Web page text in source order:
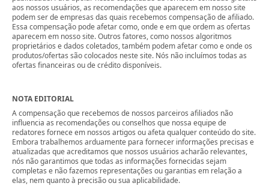
aos nossos usuários, as recomendações que aparecem em nosso site
podem ser de empresas das quais recebemos compensação de afiliado.
Essa compensação pode afetar como, onde e em que ordem as ofertas
aparecem em nosso site. Outros fatores, como nossos algoritmos
proprietários e dados coletados, também podem afetar como e onde os
produtos/ofertas são colocados neste site. Nós não incluímos todas as
ofertas financeiras ou de crédito disponíveis.
NOTA EDITORIAL
A compensação que recebemos de nossos parceiros afiliados não
influencia as recomendações ou conselhos que nossa equipe de
redatores fornece em nossos artigos ou afeta qualquer conteúdo do site.
Embora trabalhemos arduamente para fornecer informações precisas e
atualizadas que acreditamos que nossos usuários acharão relevantes,
nós não garantimos que todas as informações fornecidas sejam
completas e não fazemos representações ou garantias em relação a
elas, nem quanto à precisão ou sua aplicabilidade.